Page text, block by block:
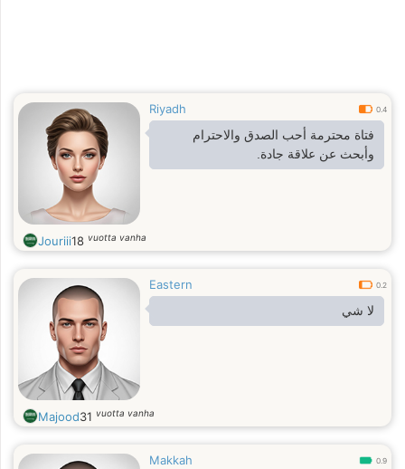
Riyadh 0.4
فتاة محترمة أحب الصدق والاحترام
وأبحث عن علاقة جادة.
Jouriii18 vuotta vanha
Eastern 0.2
لا شي
Majood31 vuotta vanha
Makkah 0.9